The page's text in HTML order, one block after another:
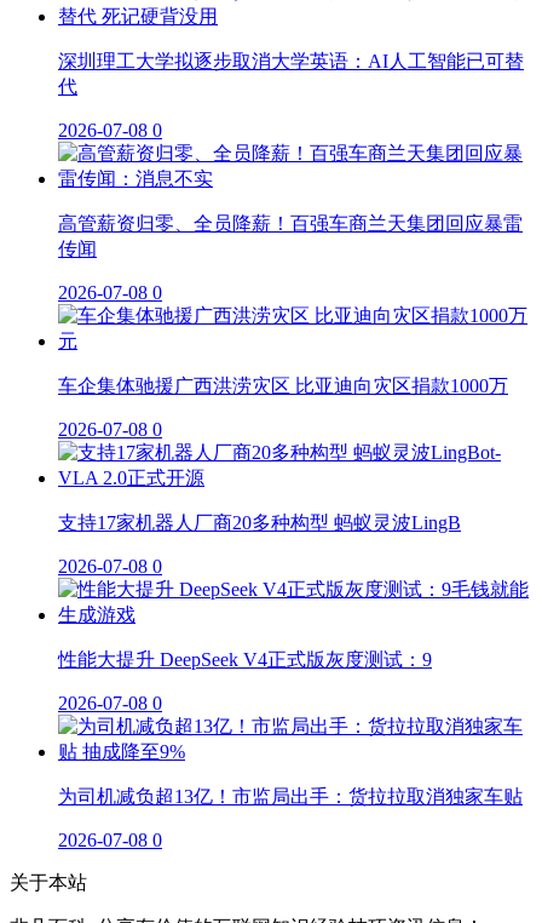
深圳理工大学拟逐步取消大学英语：AI人工智能已可替
代
2026-07-08 0
高管薪资归零、全员降薪！百强车商兰天集团回应暴雷
传闻
2026-07-08 0
车企集体驰援广西洪涝灾区 比亚迪向灾区捐款1000万
2026-07-08 0
支持17家机器人厂商20多种构型 蚂蚁灵波LingB
2026-07-08 0
性能大提升 DeepSeek V4正式版灰度测试：9
2026-07-08 0
为司机减负超13亿！市监局出手：货拉拉取消独家车贴
2026-07-08 0
关于本站